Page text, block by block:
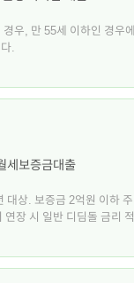
우, 만 55세 이하인 경우
.
세보증금대출
대상. 보증금 2억원 이하
장 시 일반 디딤돌 금리